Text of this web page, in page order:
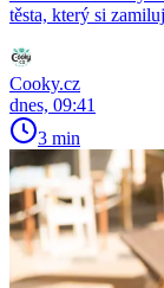
těsta, který si
Cooky.cz
dnes, 09:41
3 min